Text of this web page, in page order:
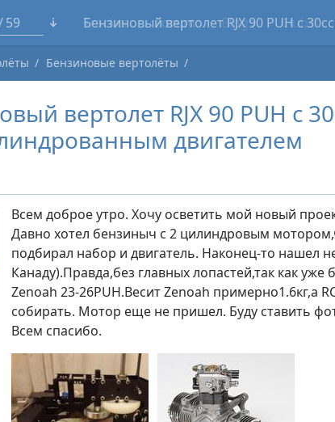
59 Tracker Forum Blogs Clubs
Бензиновые вертолёты
вертолет RJX 90 PUH с
двигателем
Всем доброе утро. Хочу осветить мой новый
Давно хотел бензиныч с 2 цилиндровым
подбирал набор и двигатель. Наконец-то нашел
Канаду).Правда,без главных лопастей,так как
Zenoah 23-26PUH.Весит Zenoah примерно1.6кг,а
собирать. Мотор еще не пришел. Буду ставить
Всем спасибо.